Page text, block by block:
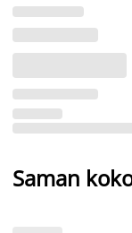
Saman